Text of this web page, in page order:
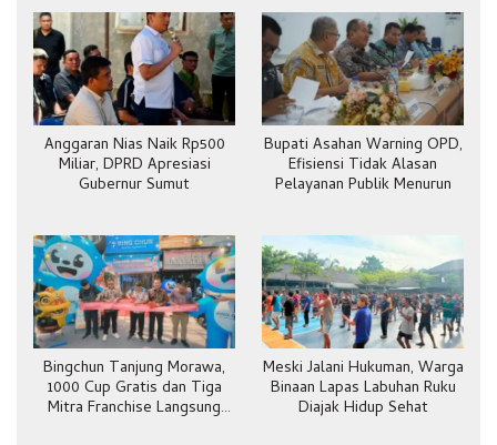
Anggaran Nias Naik Rp500
Miliar, DPRD Apresiasi
Gubernur Sumut
Bupati Asahan Warning OPD,
Efisiensi Tidak Alasan
Pelayanan Publik Menurun
Bingchun Tanjung Morawa,
1000 Cup Gratis dan Tiga
Mitra Franchise Langsung
Meski Jalani Hukuman, Warga
Binaan Lapas Labuhan Ruku
Diajak Hidup Sehat